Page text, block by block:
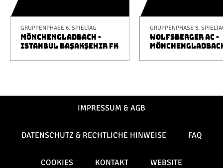
GRUPPENPHASE 6. SPIELTAG
MÖNCHENGLADBACH -
ISTANBUL BAŞAKŞEHIR FK
GRUPPENPHASE 5.
WOLFSBERGER AC -
IMPRESSUM & AGB
DATENSCHUTZ & RECHTLICHE HINWEISE FAQ
COOKIES KONTAKT WEBSITE